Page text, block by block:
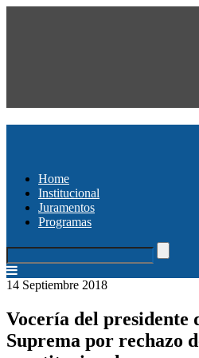
Home
Institucional
Juramentos
Programas
14 Septiembre 2018
Vocería del presidente
Suprema por rechazo